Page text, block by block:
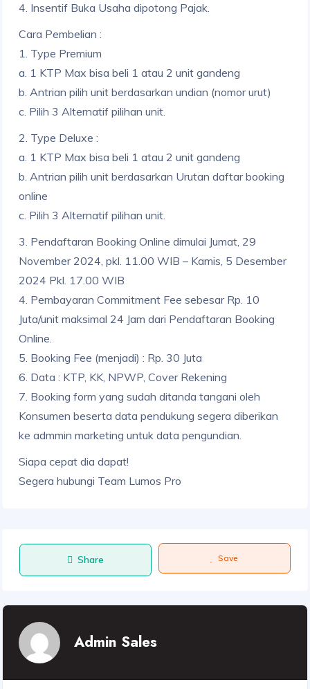
4. Insentif Buka Usaha dipotong Pajak.
Cara Pembelian :
1. Type Premium
a. 1 KTP Max bisa beli 1 atau 2 unit gandeng
b. Antrian pilih unit berdasarkan undian (nomor urut)
c. Pilih 3 Alternatif pilihan unit.
2. Type Deluxe :
a. 1 KTP Max bisa beli 1 atau 2 unit gandeng
b. Antrian pilih unit berdasarkan Urutan daftar booking
online
c. Pilih 3 Alternatif pilihan unit.
3. Pendaftaran Booking Online dimulai Jumat, 29
November 2024, pkl. 11.00 WIB – Kamis, 5 Desember
2024 Pkl. 17.00 WIB
4. Pembayaran Commitment Fee sebesar Rp. 10
Juta/unit maksimal 24 Jam dari Pendaftaran Booking
Online.
5. Booking Fee (menjadi) : Rp. 30 Juta
6. Data : KTP, KK, NPWP, Cover Rekening
7. Booking form yang sudah ditanda tangani oleh
Konsumen beserta data pendukung segera diberikan
ke admmin marketing untuk data pengundian.
Siapa cepat dia dapat!
Segera hubungi Team Lumos Pro
Share Save
Admin Sales